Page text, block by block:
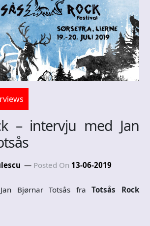
– intervju med Jan
Posted On 13-06-2019
Bjørnar Totsås fraTotsås Rock